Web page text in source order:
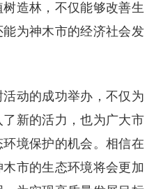
造林，不仅能够改善生
为神木市的经济社会发
动的成功举办，不仅为
新的活力，也为广大市
境保护的机会。相信在
市的生态环境将会更加